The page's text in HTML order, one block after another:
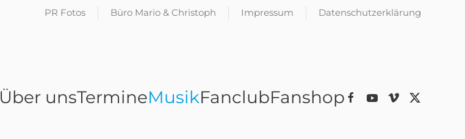
PR Fotos Büro Mario & Christoph Impressum Datenschutzerklärung
Über unsTermineMusikFanclubFanshop